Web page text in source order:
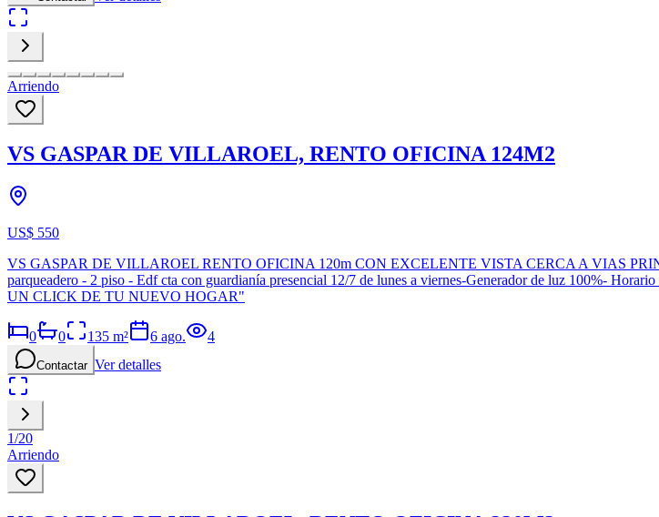
Arriendo
VS GASPAR DE VILLAROEL, RENTO OFICINA 124M2
US$ 550
VS GASPAR DE VILLAROEL RENTO OFICINA 120m CON EXCELENTE VISTA CERCA A VIAS
parqueadero - 2 piso - Edf cta con guardianía presencial 12/7 de lunes a viernes-Generador de luz 100%-
UN CLICK DE TU NUEVO HOGAR"
0 0 135 m² 6 ago. 4
Contactar Ver detalles
1/20
Arriendo